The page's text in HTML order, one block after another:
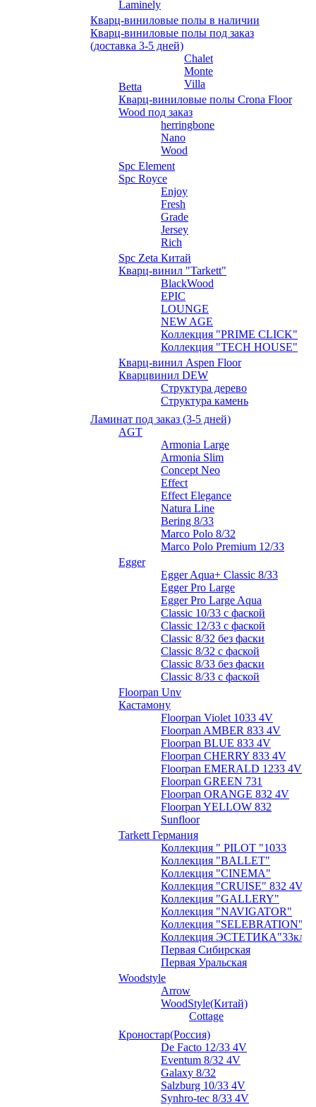
Laminely
Кварц-виниловые полы в наличии
Кварц-виниловые полы под заказ
(доставка 3-5 дней)
Betta
Chalet
Monte
Villa
Кварц-виниловые полы Crona Floor
Wood под заказ
herringbone
Nano
Wood
Spc Element
Spc Royce
Enjoy
Fresh
Grade
Jersey
Rich
Spc Zeta Китай
Кварц-винил "Tarkett"
BlackWood
EPIC
LOUNGE
NEW AGE
Коллекция "PRIME CLICK"
Коллекция "TECH HOUSE"
Кварц-винил Aspen Floor
Кварцвинил DEW
Структура дерево
Структура камень
Ламинат под заказ (3-5 дней)
AGT
Armonia Large
Armonia Slim
Concept Neo
Effect
Effect Elegance
Natura Line
Bering 8/33
Marco Polo 8/32
Marco Polo Premium 12/33
Egger
Egger Aqua+ Classic 8/33
Egger Pro Large
Egger Pro Large Aqua
Classic 10/33 с фаской
Classic 12/33 с фаской
Classic 8/32 без фаски
Classic 8/32 с фаской
Classic 8/33 без фаски
Classic 8/33 с фаской
Floorpan Unv
Кастамону
Floorpan Violet 1033 4V
Floorpan AMBER 833 4V
Floorpan BLUE 833 4V
Floorpan CHERRY 833 4V
Floorpan EMERALD 1233 4V
Floorpan GREEN 731
Floorpan ORANGE 832 4V
Floorpan YELLOW 832
Sunfloor
Tarkett Германия
Коллекция " PILOT "1033
Коллекция "BALLET"
Коллекция "CINEMA"
Коллекция "CRUISE" 832 4V
Коллекция "GALLERY"
Коллекция "NAVIGATOR"
Коллекция "SELEBRATION"
Коллекция ЭСТЕТИКА"33кл.
Первая Сибирская
Первая Уральская
Woodstyle
Arrow
WoodStyle(Китай)
Cottage
Кроностар(Россия)
De Facto 12/33 4V
Eventum 8/32 4V
Galaxy 8/32
Salzburg 10/33 4V
Synhro-tec 8/33 4V